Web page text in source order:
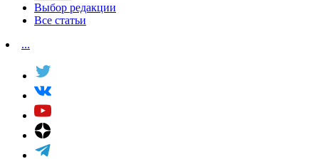
Выбор редакции
Все статьи
...